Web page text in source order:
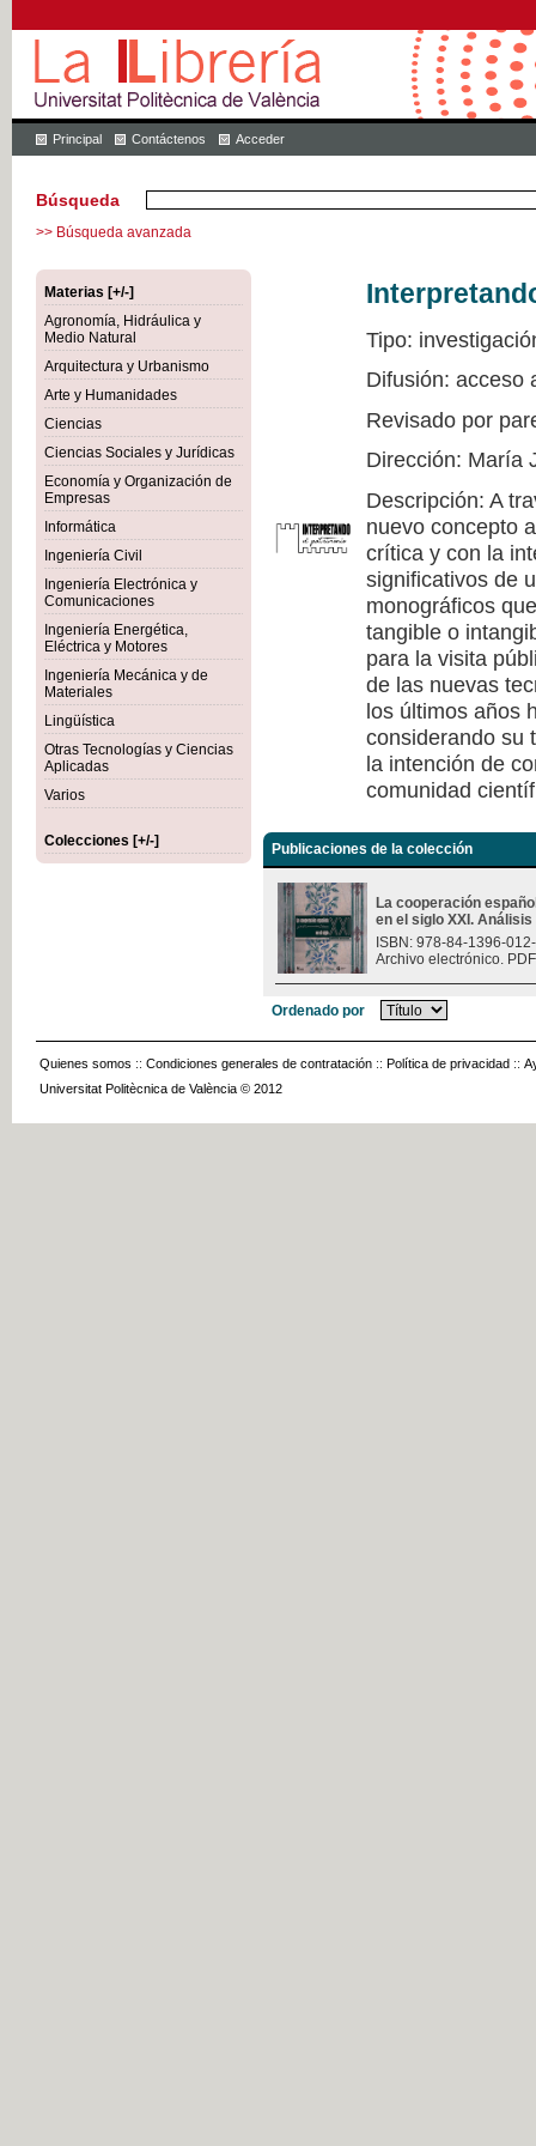
Principal Contáctenos Acceder
Búsqueda
>> Búsqueda avanzada
Materias [+/-]
Agronomía, Hidráulica y
Medio Natural
Arquitectura y Urbanismo
Arte y Humanidades
Ciencias
Ciencias Sociales y Jurídicas
Economía y Organización de
Empresas
Informática
Ingeniería Civil
Ingeniería Electrónica y
Comunicaciones
Ingeniería Energética,
Eléctrica y Motores
Ingeniería Mecánica y de
Materiales
Lingüística
Otras Tecnologías y Ciencias
Aplicadas
Varios
Colecciones [+/-]
Tipo:
Difusión: acceso
Revisado por
Dirección: María
Descripción: A
nuevo concepto
crítica y con la
significativos de
monográficos
tangible o
para la visita
de las nuevas
los últimos años
considerando su
la intención de
comunidad
Publicaciones de la colección
La cooperación
en el siglo XXI.
ISBN: 978-84-1396-
Archivo electrónico.
Ordenado por
Quienes somos :: Condiciones generales de contratación :: Política de privacidad ::
Universitat Politècnica de València © 2012